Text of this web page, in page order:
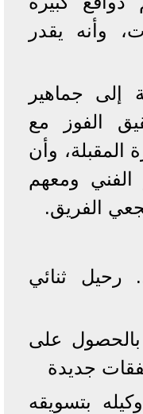
وأنه يقدر
جماهير
الفوز مع
المقبلة، وأن
الفني ومعهم
الفريق.
رحيل ثنائي
على
بتسويقه